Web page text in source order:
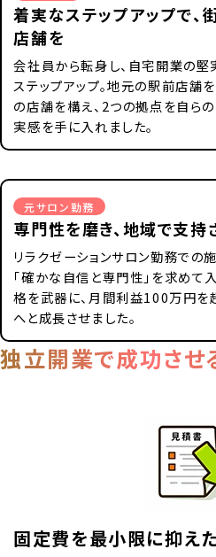
着実なステップアップで
店舗を
会社員から転身し、自宅開業の堅
ステップアップ。地元の駅前店舗
の店舗を構え、2つの拠点を自ら
実感を手に入れました。
元サロン勤務
専門性を磨き、地域で支
リラクゼーションサロン勤務での
「確かな自信と専門性」を求めて
格を武器に、月間利益100万円を
へと成長させました。
独立開業で成功させ
固定費を最小限に抑えた